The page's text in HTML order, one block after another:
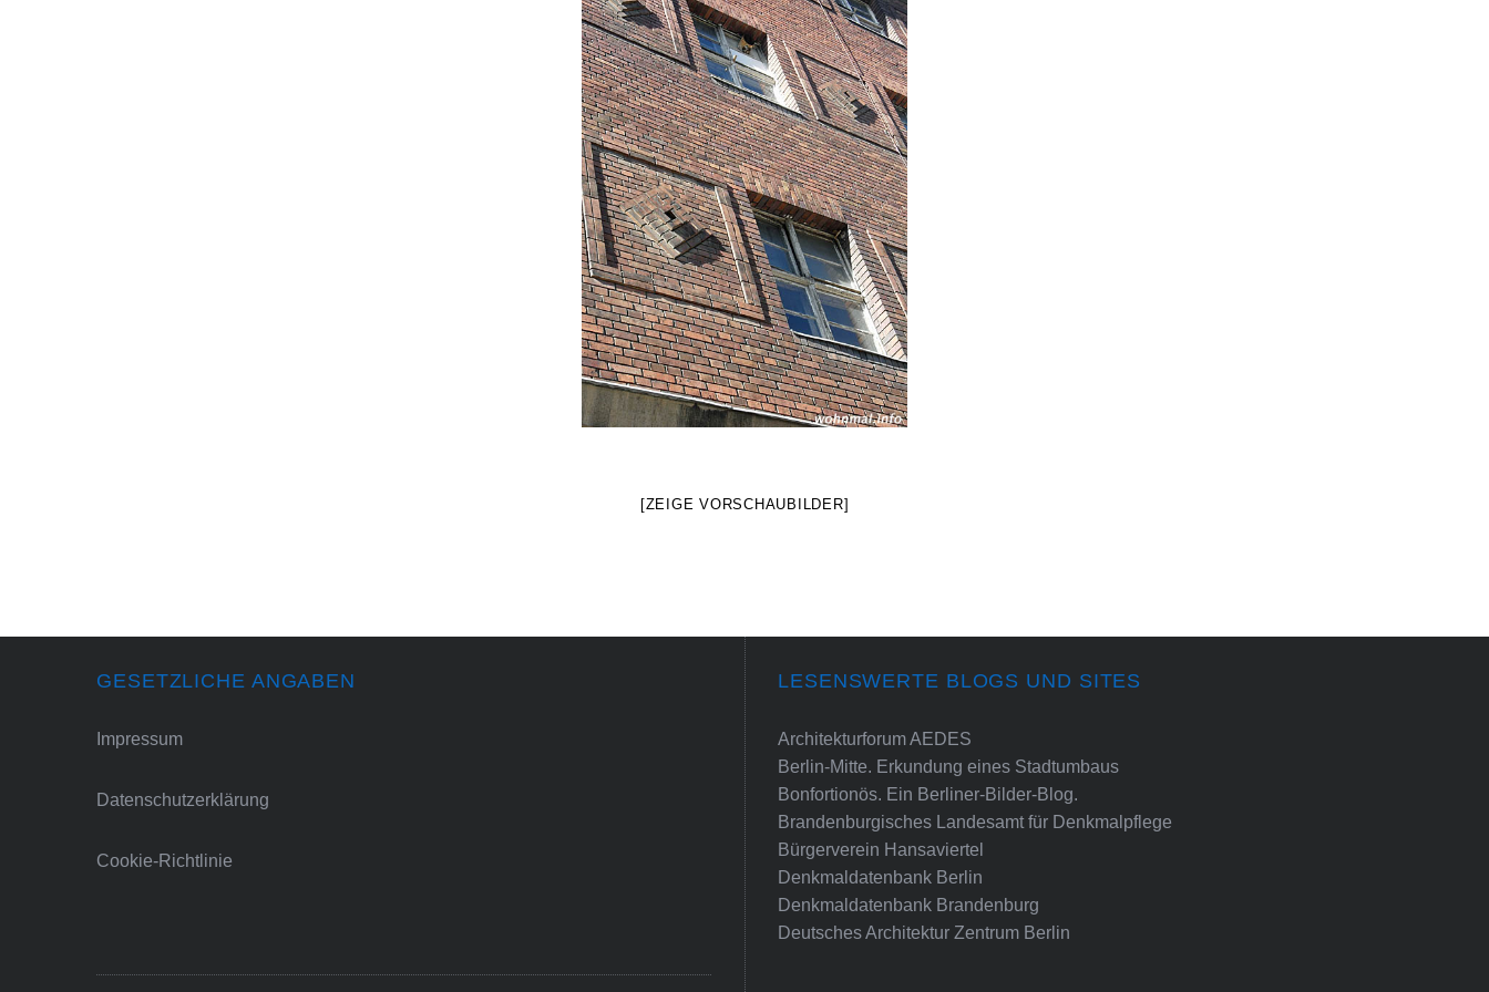
[ZEIGE VORSCHAUBILDER]
GESETZLICHE ANGABEN
Impressum
Datenschutzerklärung
Cookie-Richtlinie
LESENSWERTE BLOGS UND SITES
Architekturforum AEDES
Berlin-Mitte. Erkundung eines Stadtumbaus
Bonfortionös. Ein Berliner-Bilder-Blog.
Brandenburgisches Landesamt für Denkmalpflege
Bürgerverein Hansaviertel
Denkmaldatenbank Berlin
Denkmaldatenbank Brandenburg
Deutsches Architektur Zentrum Berlin